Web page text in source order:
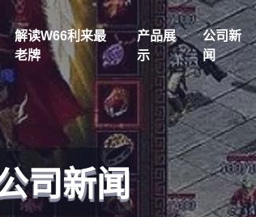
解读w66利来最
老牌
产品展
示
公司新
闻
司新闻